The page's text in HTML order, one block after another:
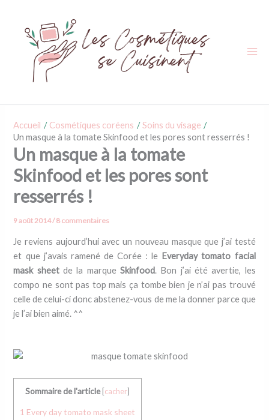
contenu
Accueil Cosmétiques coréens
Soins du visage
Un masque à la tomate Skinfood et les pores sont resserrés !
Un masque à la tomate
Skinfood et les pores sont
resserrés !
9 août 2014/8 commentaires
Je reviens aujourd’hui avec un nouveau masque que j’ai testé
et que j’avais ramené de Corée : le Everyday tomato facial
mask sheetde la marqueSkinfood. Bon j’ai été avertie, les
compo ne sont pas top mais ça tombe bien je n’ai pas trouvé
celle de celui-ci donc abstenez-vous de me la donner parce que
je l’ai bien aimé. ^^
Sommaire de l'article [cacher]
1 Every day tomato mask sheet